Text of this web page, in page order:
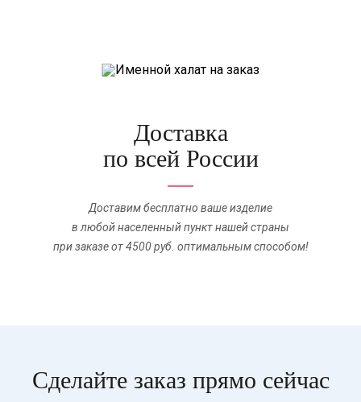
Доставка
по всей России
Доставим бесплатно ваше изделие
в любой населенный пункт нашей страны
при заказе от 4500 руб. оптимальным способом!
Сделайте заказ прямо сейчас